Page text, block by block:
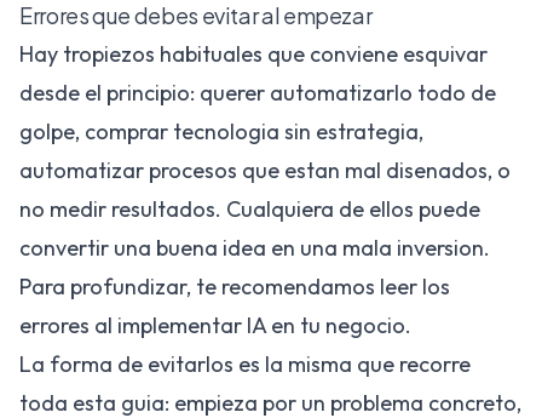
Errores que debes evitar al empezar
Hay tropiezos habituales que conviene esquivar
desde el principio: querer automatizarlo todo de
golpe, comprar tecnologia sin estrategia,
automatizar procesos que estan mal disenados, o
no medir resultados. Cualquiera de ellos puede
convertir una buena idea en una mala inversion.
Para profundizar, te recomendamos leer los
errores al implementar IA en tu negocio.
La forma de evitarlos es la misma que recorre
toda esta guia: empieza por un problema concreto,